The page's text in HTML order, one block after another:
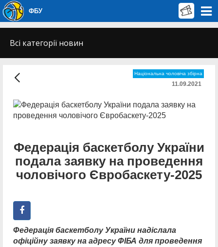
ФБУ
Всі категорії новин
Національна чоловіча збірна
11.09.2021
Федерація баскетболу України
подала заявку на проведення
чоловічого Євробаскету-2025
Федерація баскетболу України надіслала
офіційну заявку на адресу ФІБА для проведення